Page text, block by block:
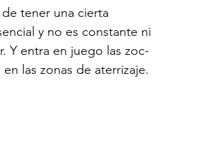
tener una cierta
y no es constante ni
Y entra en juego las zoc-
las zonas de aterrizaje.